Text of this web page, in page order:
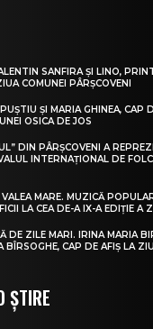
SANFIRA ȘI LINO,
COMUNEI PÂRȘCOVENI
ȘI MARIA GHINEA, CAP
OSICA DE JOS
DIN PÂRȘCOVENI A
INTERNAȚIONAL DE
MARE. MUZICĂ
LA CEA DE-A IX-A EDIȚIE A
DE ZILE MARI. IRINA MARIA
CAP DE AFIȘ LA
ȘTIRE